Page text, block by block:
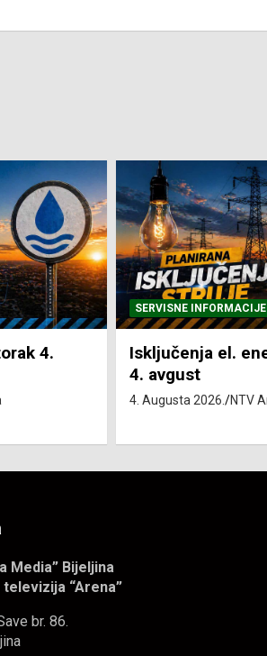
– utorak
SVE VIJESTI VRIJEME
Pretežno
4. Augusta 2026.
Media” Bijeljina
televizija “Arena”
br. 86.